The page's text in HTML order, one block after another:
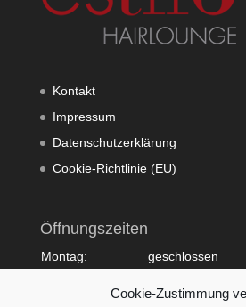
Cookie-Zustimmung
Kontakt
Impressum
Datenschutzerklärung
Cookie-Richtlinie (EU)
Öffnungszeiten
Montag:
geschlossen
09:00 - 18:00